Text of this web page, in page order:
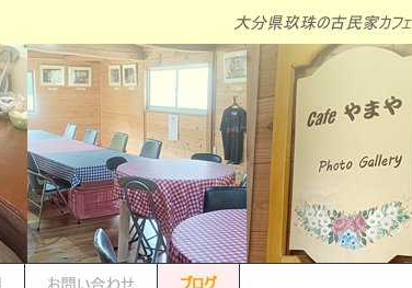
大分県玖珠の古民家カフェ
お問い合わせ ブログ